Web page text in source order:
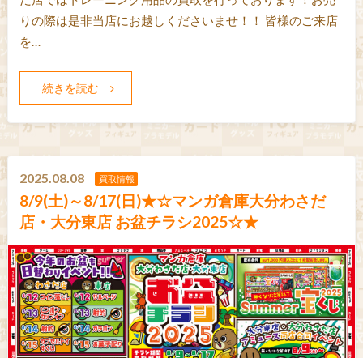
りの際は是非当店にお越しくださいませ！！ 皆様のご来店
を…
続きを読む
2025.08.08 買取情報
8/9(土)～8/17(日)★☆マンガ倉庫大分わさだ
店・大分東店 お盆チラシ2025☆★